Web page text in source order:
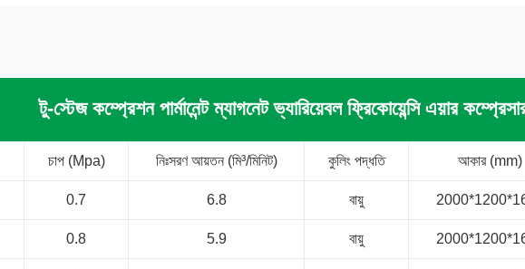
টু-স্টেজ কম্প্রেশন পার্মানেন্ট ম্যাগনেট ভ্যারিয়েবল ফ্রিকোয়েন্সি এয়ার
চাপ (Mpa) নিঃসরণ আয়তন (মি³/মিনিট) কুলিং পদ্ধতি আকার (mm)
0.7 6.8 বায়ু
0.8 5.9 বায়ু